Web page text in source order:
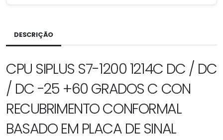
DESCRIÇÃO
CPU SIPLUS S7-1200 1214C DC / DC
/ DC -25 +60 GRADOS C CON
RECUBRIMENTO CONFORMAL
BASADO EM PLACA DE SINAL